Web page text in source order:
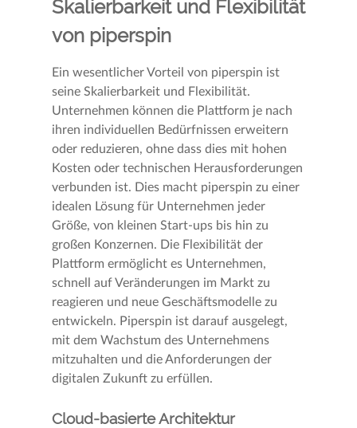
Skalierbarkeit und Flexibilität
von piperspin
Ein wesentlicher Vorteil von piperspin ist
seine Skalierbarkeit und Flexibilität.
Unternehmen können die Plattform je nach
ihren individuellen Bedürfnissen erweitern
oder reduzieren, ohne dass dies mit hohen
Kosten oder technischen Herausforderungen
verbunden ist. Dies macht piperspin zu einer
idealen Lösung für Unternehmen jeder
Größe, von kleinen Start-ups bis hin zu
großen Konzernen. Die Flexibilität der
Plattform ermöglicht es Unternehmen,
schnell auf Veränderungen im Markt zu
reagieren und neue Geschäftsmodelle zu
entwickeln. Piperspin ist darauf ausgelegt,
mit dem Wachstum des Unternehmens
mitzuhalten und die Anforderungen der
digitalen Zukunft zu erfüllen.
Cloud-basierte Architektur